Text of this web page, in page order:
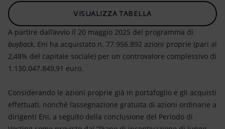
VISUALIZZA TABELLA
A partire dall’avvio il 20 maggio 2025 del programma di
buyback, Eni ha acquistato n. 77.956.892 azioni proprie (pari al
2,48% del capitale sociale) per un controvalore complessivo di
1.130.047.849,91 euro.
Considerando le azioni proprie già in portafoglio e gli acquisti
effettuati, nonché l’assegnazione gratuita di azioni ordinarie a
dirigenti Eni, a seguito della conclusione del Periodo di